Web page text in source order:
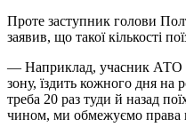
Проте заступник голови
заявив, що такої кількості
— Наприклад, учасник АТО
зону, їздить кожного дня на
треба 20 раз туди й назад
чином, ми обмежуємо права